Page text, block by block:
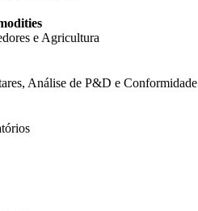
e Agricultura
Análise de P&D e Conformidade